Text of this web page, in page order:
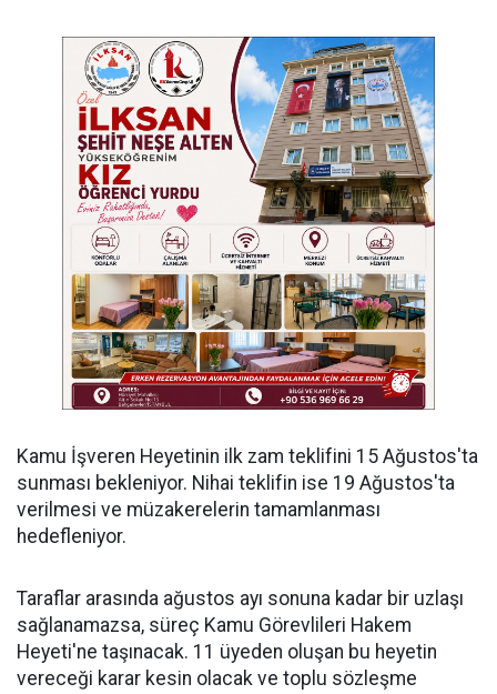
Kamu İşveren Heyetinin ilk zam teklifini 15 Ağustos'ta
sunması bekleniyor. Nihai teklifin ise 19 Ağustos'ta
verilmesi ve müzakerelerin tamamlanması
hedefleniyor.
Taraflar arasında ağustos ayı sonuna kadar bir uzlaşı
sağlanamazsa, süreç Kamu Görevlileri Hakem
Heyeti'ne taşınacak. 11 üyeden oluşan bu heyetin
vereceği karar kesin olacak ve toplu sözleşme